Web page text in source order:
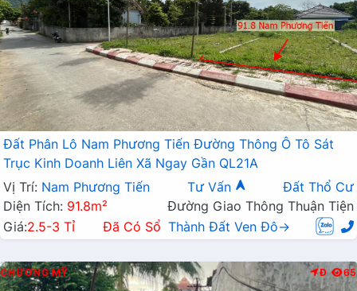
Đất Phân Lô Nam Phương Tiến Đường Thông Ô Tô Sát
Trục Kinh Doanh Liên Xã Ngay Gần QL21A
Vị Trí: Nam Phương Tiến Tư Vấn
Đất Thổ Cư
Diện Tích: 91.8m²
Đường Giao Thông Thuận Tiện
Giá:2.5-3 Tỉ Đã Có Sổ Thành Đất Ven Đô→
CHƯƠNG MỸ Đ 65